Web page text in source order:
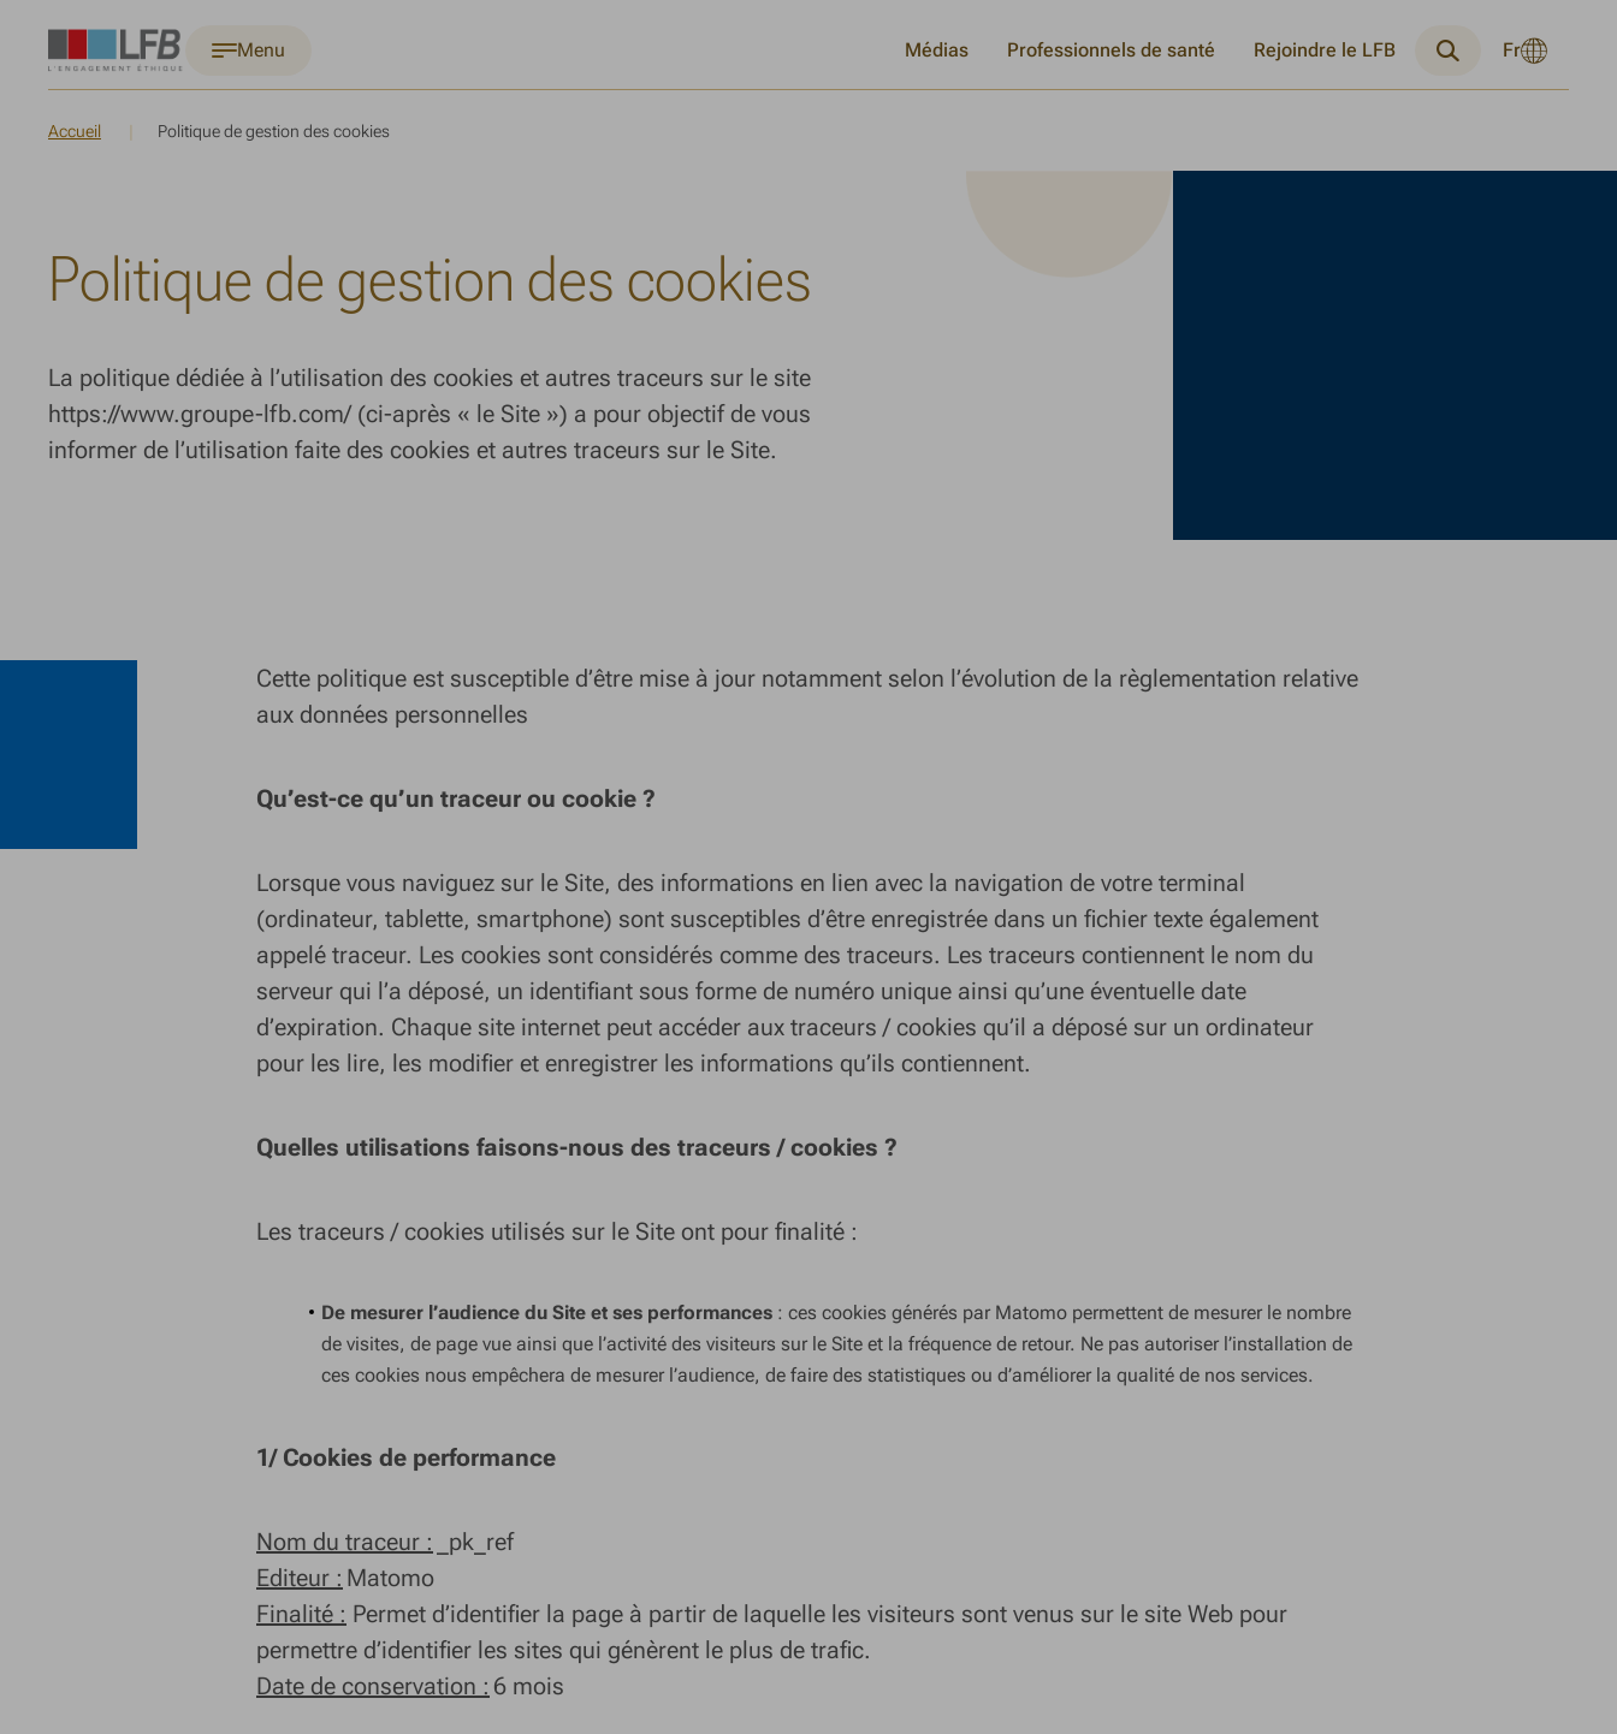
Menu Médias Professionnels de santé Rejoindre le LFB
Recherche
Langue
actuelle
:
Fr
Changer
la
Accueil Politique de gestion des cookies
Politique de gestion des cookies
La politique dédiée à l’utilisation des cookies et autres traceurs sur le site
https://www.groupe-lfb.com/ (ci-après « le Site ») a pour objectif de vous
informer de l’utilisation faite des cookies et autres traceurs sur le Site.
Cette politique est susceptible d’être mise à jour notamment selon l’évolution de la règlementation relative
aux données personnelles
Qu’est-ce qu’un traceur ou cookie ?
Lorsque vous naviguez sur le Site, des informations en lien avec la navigation de votre terminal
(ordinateur, tablette, smartphone) sont susceptibles d’être enregistrée dans un fichier texte également
appelé traceur. Les cookies sont considérés comme des traceurs. Les traceurs contiennent le nom du
serveur qui l’a déposé, un identifiant sous forme de numéro unique ainsi qu’une éventuelle date
d’expiration. Chaque site internet peut accéder aux traceurs / cookies qu’il a déposé sur un ordinateur
pour les lire, les modifier et enregistrer les informations qu’ils contiennent.
Quelles utilisations faisons-nous des traceurs / cookies ?
Les traceurs / cookies utilisés sur le Site ont pour finalité :
De mesurer l’audience du Site et ses performances : ces cookies générés par Matomo permettent de mesurer le nombre
de visites, de page vue ainsi que l’activité des visiteurs sur le Site et la fréquence de retour. Ne pas autoriser l’installation de
ces cookies nous empêchera de mesurer l’audience, de faire des statistiques ou d’améliorer la qualité de nos services.
1/ Cookies de performance
Nom du traceur : _pk_ref
Editeur : Matomo
Finalité : Permet d’identifier la page à partir de laquelle les visiteurs sont venus sur le site Web pour
permettre d’identifier les sites qui génèrent le plus de trafic.
Date de conservation : 6 mois